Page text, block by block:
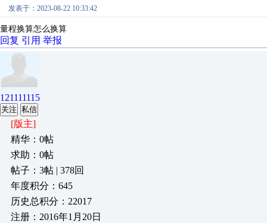
发表于：2023-08-22 10:33:42
量程换算怎么换算
回复 引用 举报
121111115
关注 私信
[版主]
精华：0帖
求助：0帖
帖子：3帖 | 378回
年度积分：645
历史总积分：22017
注册：2016年1月20日